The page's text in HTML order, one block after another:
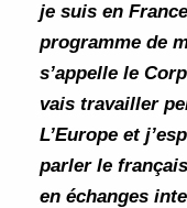
je suis en
programme de
s’appelle le
vais travailler
L’Europe et
parler le
en échanges